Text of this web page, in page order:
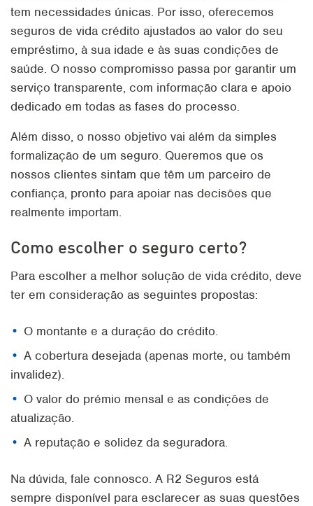
tem necessidades únicas. Por isso, oferecemos
seguros de vida crédito ajustados ao valor do seu
empréstimo, à sua idade e às suas condições de
saúde. O nosso compromisso passa por garantir um
serviço transparente, com informação clara e apoio
dedicado em todas as fases do processo.
Além disso, o nosso objetivo vai além da simples
formalização de um seguro. Queremos que os
nossos clientes sintam que têm um parceiro de
confiança, pronto para apoiar nas decisões que
realmente importam.
Como escolher o seguro certo?
Para escolher a melhor solução de vida crédito, deve
ter em consideração as seguintes propostas:
O montante e a duração do crédito.
A cobertura desejada (apenas morte, ou também
invalidez).
O valor do prémio mensal e as condições de
atualização.
A reputação e solidez da seguradora.
Na dúvida, fale connosco. A R2 Seguros está
sempre disponível para esclarecer as suas questões